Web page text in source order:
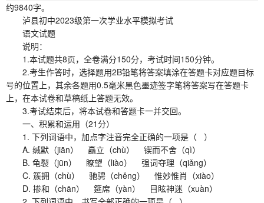
约9840字。
泸县初中2023级第一次学业水平模拟考试
语文试题
说明：
1.本试题共8页，全卷满分150分，考试时间150分钟。
2.考生作答时，选择题用2B铅笔将答案填涂在答题卡对应题目标
号的位置上，其余各题用0.5毫米黑色墨迹签字笔将答案写在答题卡
上，在本试卷和草稿纸上答题无效。
3.考试结束后，将本试卷和答题卡一并交回。
一、积累和运用（21分）
1. 下列词语中，加点字注音完全正确的一项是（ ）
A. 缄默（jiān） 矗立（chù） 锲而不舍（qì）
B. 龟裂（jūn） 瞭望（liào） 强词夺理（qiǎng）
C. 簇拥（chù） 驰骋（chěng） 惟妙惟肖（xiào）
D. 掺和（chān） 筵席（yàn） 目眩神迷（xuàn）